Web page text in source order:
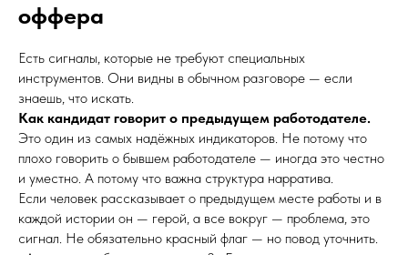
оффера
Есть сигналы, которые не требуют специальных
инструментов. Они видны в обычном разговоре — если
знаешь, что искать.
Как кандидат говорит о предыдущем работодателе.
Это один из самых надёжных индикаторов. Не потому что
плохо говорить о бывшем работодателе — иногда это честно
и уместно. А потому что важна структура нарратива.
Если человек рассказывает о предыдущем месте работы и в
каждой истории он — герой, а все вокруг — проблема, это
сигнал. Не обязательно красный флаг — но повод уточнить.